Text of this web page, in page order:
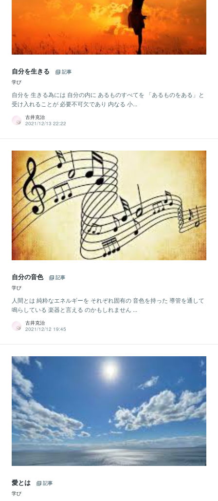
自分を生きる
記事
学び
自分を 生きる為には 自分の内に あるものすべてを 「あるものをある」と
受け入れることが 必要不可欠であり 内なる 小...
古井克治
2021/12/13 22:22
自分の音色
記事
学び
人間とは 純粋なエネルギーを それぞれ固有の 音色を持った 導管を通して
鳴らしている 楽器と言える のかもしれません ...
古井克治
2021/12/12 19:45
愛とは
記事
学び